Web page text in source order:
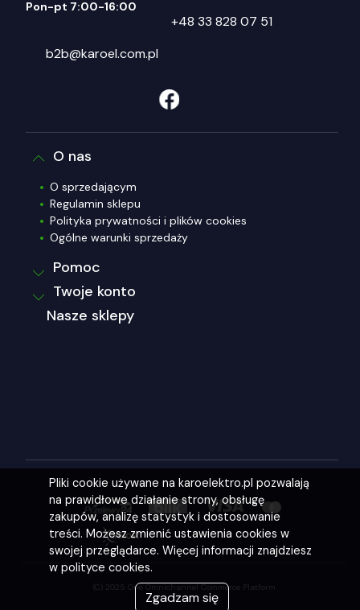
Pliki cookie używane na karoelektro.pl pozwalają
na prawidłowe działanie strony, obsługę
zakupów, analizę statystyk i dostosowanie
treści. Możesz zmienić ustawienia cookies w
swojej przeglądarce. Więcej informacji znajdziesz
w polityce cookies.
Zgadzam się
Pon-pt 7:00-16:00
+48 33 828 07 51
b2b@karoel.com.pl
O nas
O sprzedającym
Regulamin sklepu
Polityka prywatności i plików cookies
Ogólne warunki sprzedaży
Pomoc
Twoje konto
Nasze sklepy
(C) 2025 One Omnichannel Commerce Platform